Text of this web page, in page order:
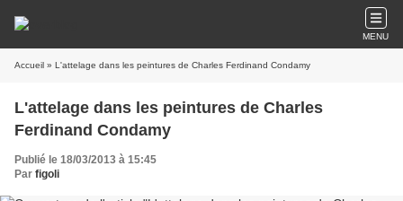
MENU
Accueil » L'attelage dans les peintures de Charles Ferdinand Condamy
L'attelage dans les peintures de Charles
Ferdinand Condamy
Publié le 18/03/2013 à 15:45
Par figoli